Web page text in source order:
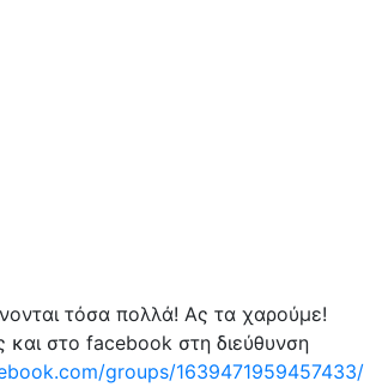
τόσα πολλά! Ας τα χαρούμε!
και στο facebook στη διεύθυνση
groups/1639471959457433/